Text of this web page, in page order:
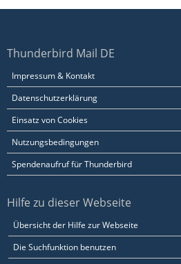
Thunderbird Mail DE
Impressum & Kontakt
Datenschutzerklärung
Einsatz von Cookies
Nutzungsbedingungen
Spendenaufruf für Thunderbird
Hilfe zu dieser Webseite
Übersicht der Hilfe zur Webseite
Die Suchfunktion benutzen